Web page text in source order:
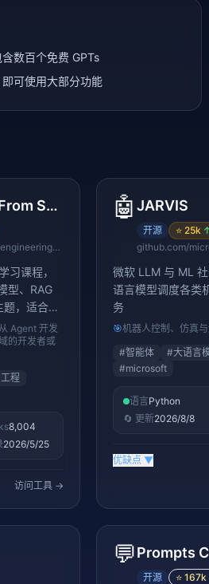
数百个免费 GPTs
可使用大部分功能
AI Engineering From Scratch
github.com/rohitg00/ai-engineering-from-scratch
习课程，
型、RAG
，适合初
Agent 开发
的开发者或
程
8,004
2026/5/25
访问工具 →
🤖JARVIS
开源 ⭐25k
github.com/
微软 LLM 与 ML
语言模型调度各类
务
🎯机器人控制、仿真
#智能体 #大语言
#microsoft
语言Python
🔄 更新2026/8/8
优缺点 ▼
💬Prompts
开源 ⭐167k